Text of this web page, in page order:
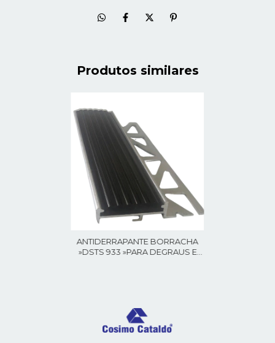
Produtos similares
ANTIDERRAPANTE BORRACHA
»DSTS 933 »PARA DEGRAUS E